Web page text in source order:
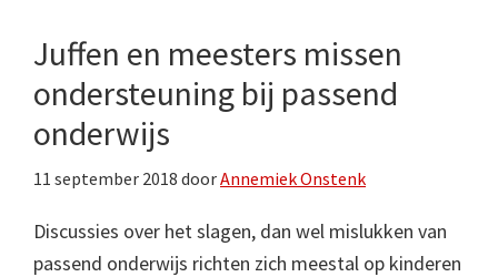
Juffen en meesters missen
ondersteuning bij passend
onderwijs
11 september 2018 doorAnnemiek Onstenk
Discussies over het slagen, dan wel mislukken van
passend onderwijs richten zich meestal op kinderen